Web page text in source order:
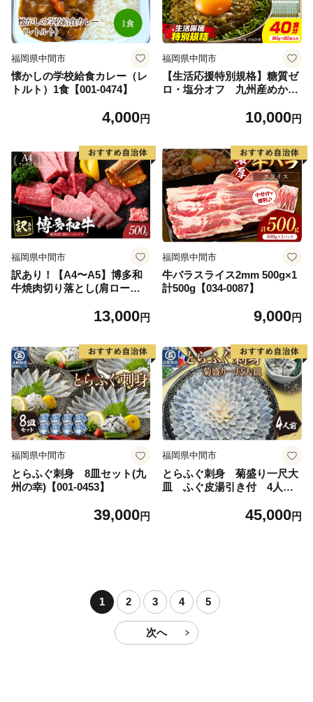
福岡県中間市
懐かしの学校給食カレー（レ
トルト）1食【001-0474】
4,000円
福岡県中間市
【生活応援特別規格】糖質ゼ
ロ・塩分オフ 九州産めかぶ
10,000円
福岡県中間市
訳あり！【A4〜A5】博多和
牛焼肉切り落とし(肩ロー
13,000円
福岡県中間市
牛バラスライス2mm 500g×1
計500g【034-0087】
9,000円
福岡県中間市
とらふぐ刺身 8皿セット(九
州の幸)【001-0453】
39,000円
福岡県中間市
とらふぐ刺身 菊盛り一尺大
皿 ふぐ皮湯引き付 4人前
45,000円
1 2 3 4 5
次へ